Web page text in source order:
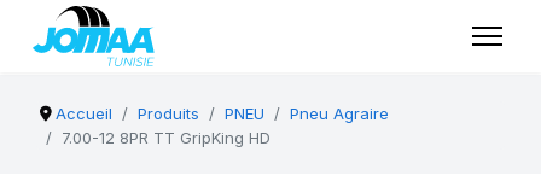
Accueil Produits PNEU
Pneu Agraire
7.00-12 8PR TT GripKing HD